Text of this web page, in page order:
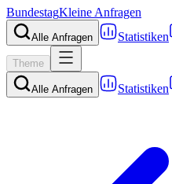
BundestagKleine Anfragen
Alle Anfragen Statistiken
Theme
Alle Anfragen Statistiken